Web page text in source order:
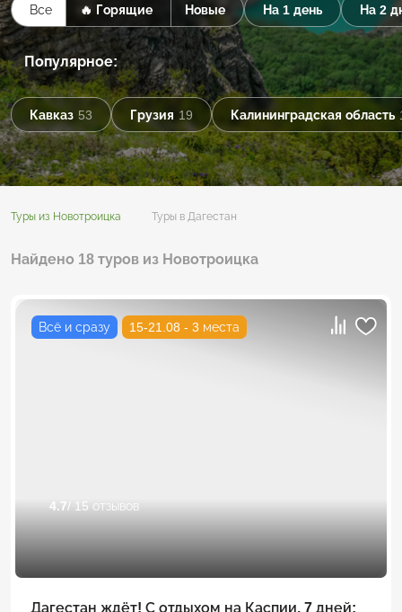
Все 🔥 Горящие Новые На 1 день На 2
Популярное:
Кавказ 53 Грузия 19 Калининградская область
Туры из Новотроицка Туры в Дагестан
Найдено 18 туров из Новотроицка
Всё и сразу 15-21.08 - 3 места
4.7/ 15 отзывов
Дагестан ждёт! С отдыхом на Каспии, 7 дней: